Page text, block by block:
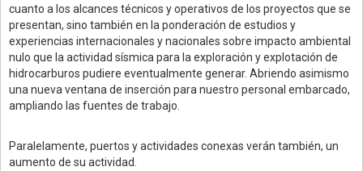
cuanto a los alcances técnicos y operativos de los proyectos que se
presentan, sino también en la ponderación de estudios y
experiencias internacionales y nacionales sobre impacto ambiental
nulo que la actividad sísmica para la exploración y explotación de
hidrocarburos pudiere eventualmente generar. Abriendo asimismo
una nueva ventana de inserción para nuestro personal embarcado,
ampliando las fuentes de trabajo.
Paralelamente, puertos y actividades conexas verán también, un
aumento de su actividad.